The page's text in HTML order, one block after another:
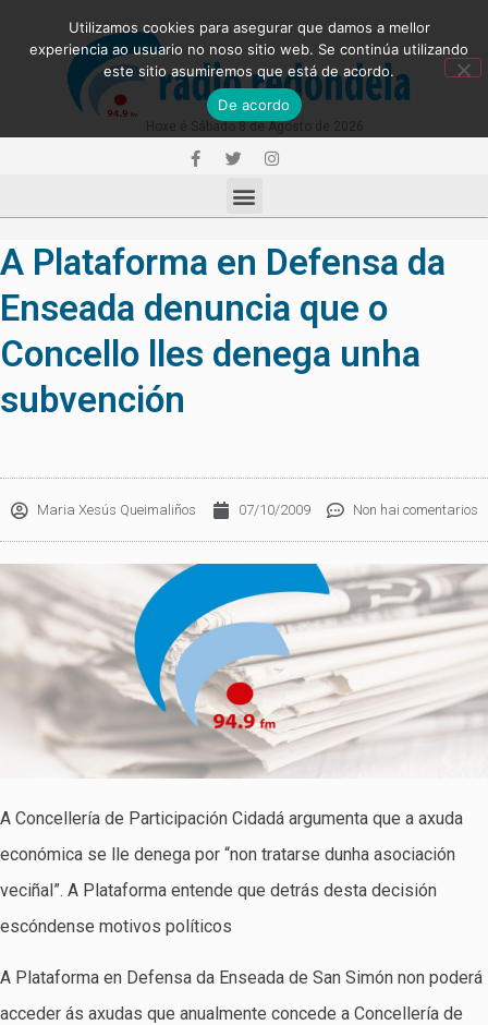
A Plataforma en Defensa da
Enseada denuncia que o
Concello lles denega unha
subvención
Maria Xesús Queimaliños 07/10/2009 Non hai comentarios
A Concellería de Participación Cidadá argumenta que a axuda
económica se lle denega por “non tratarse dunha asociación
veciñal”. A Plataforma entende que detrás desta decisión
escóndense motivos políticos
A Plataforma en Defensa da Enseada de San Simón non poderá
acceder ás axudas que anualmente concede a Concellería de
Utilizamos cookies para asegurar que damos a mellor
experiencia ao usuario no noso sitio web. Se continúa utilizando
este sitio asumiremos que está de acordo.
De acordo